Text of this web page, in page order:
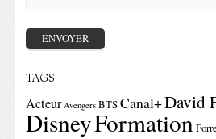
TAGS
Acteur Avengers BTSCanal+David
DisneyFormation